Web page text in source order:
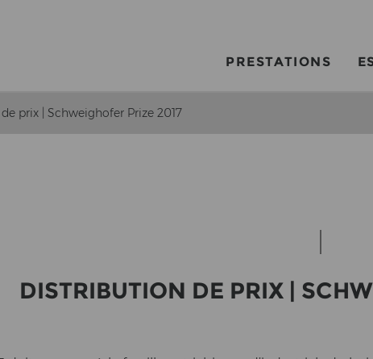
PRESTATIONS
prix | Schweighofer Prize 2017
DIS­TRI­BU­TI­ON DE PRIX |